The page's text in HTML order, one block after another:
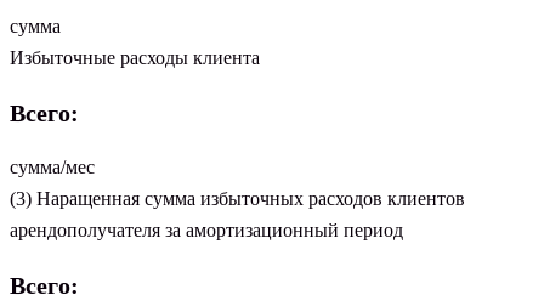
сумма
Избыточные расходы клиента
Всего:
сумма/мес
(3) Наращенная сумма избыточных расходов клиентов
арендополучателя за амортизационный период
Всего: